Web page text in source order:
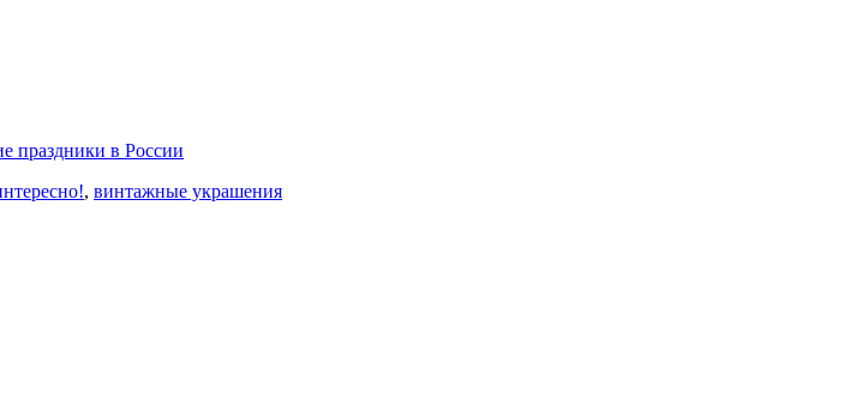
праздники в России
, винтажные украшения